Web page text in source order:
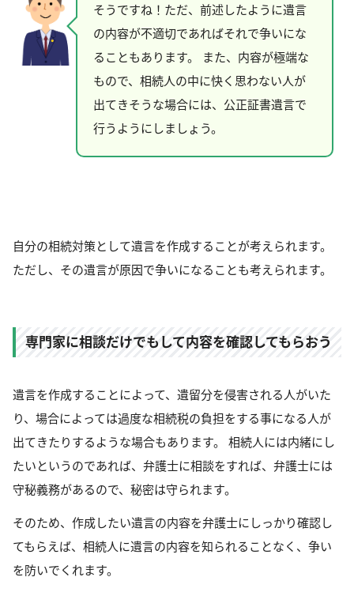
そうですね！ただ、前述したように遺言
の内容が不適切であればそれで争いにな
ることもあります。 また、内容が極端な
もので、相続人の中に快く思わない人が
出てきそうな場合には、公正証書遺言で
行うようにしましょう。
自分の相続対策として遺言を作成することが考えられます。
ただし、その遺言が原因で争いになることも考えられます。
専門家に相談だけでもして内容を確認してもらおう
遺言を作成することによって、遺留分を侵害される人がいた
り、場合によっては過度な相続税の負担をする事になる人が
出てきたりするような場合もあります。 相続人には内緒にし
たいというのであれば、弁護士に相談をすれば、弁護士には
守秘義務があるので、秘密は守られます。
そのため、作成したい遺言の内容を弁護士にしっかり確認し
てもらえば、相続人に遺言の内容を知られることなく、争い
を防いでくれます。